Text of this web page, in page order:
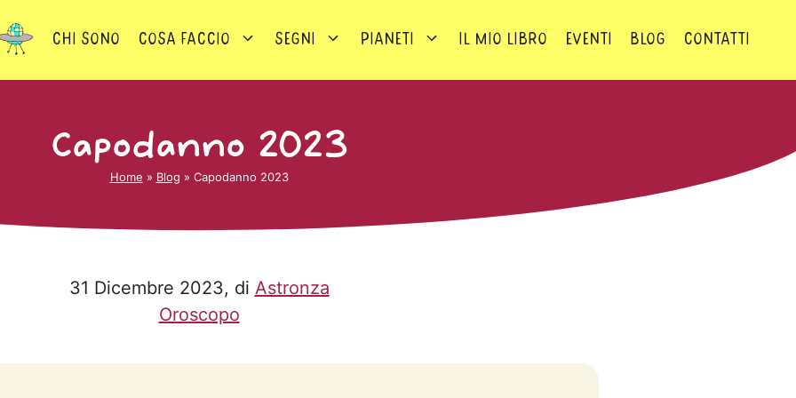
Chi sono Cosa faccio Segni Pianeti Il mio Libro Eventi Blog Contatti
Capodanno 2023
Home » Blog » Capodanno 2023
31 Dicembre 2023, di Astronza
Oroscopo